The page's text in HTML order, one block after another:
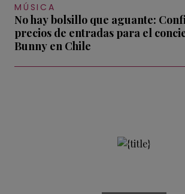
MÚSICA
No hay bolsillo que aguante:
precios de entradas para el
Bunny en Chile